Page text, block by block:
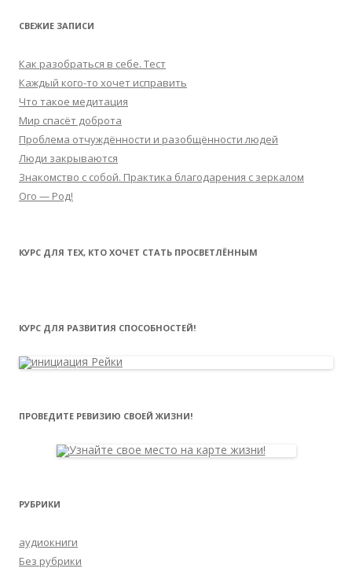
СВЕЖИЕ ЗАПИСИ
Как разобраться в себе. Тест
Каждый кого-то хочет исправить
Что такое медитация
Мир спасёт доброта
Проблема отчуждённости и разобщённости людей
Люди закрываются
Знакомство с собой. Практика благодарения с зеркалом
Ого — Род!
КУРС ДЛЯ ТЕХ, КТО ХОЧЕТ СТАТЬ ПРОСВЕТЛЁННЫМ
КУРС ДЛЯ РАЗВИТИЯ СПОСОБНОСТЕЙ!
ПРОВЕДИТЕ РЕВИЗИЮ СВОЕЙ ЖИЗНИ!
РУБРИКИ
аудиокниги
Без рубрики